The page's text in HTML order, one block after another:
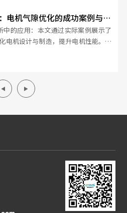
电机气隙优化的成功案例与技
中的应用：本文通过实际案例展示了
电机设计与制造，提升电机性能。了
中的优势。